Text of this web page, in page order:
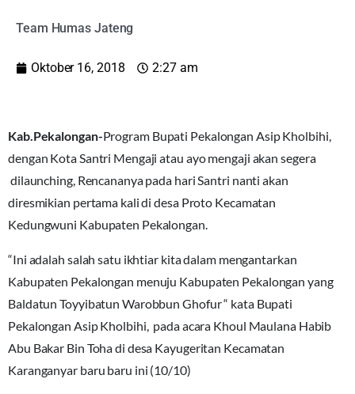
Team Humas Jateng
Oktober 16, 2018 2:27 am
Kab.Pekalongan-Program Bupati Pekalongan Asip Kholbihi,
dengan Kota Santri Mengaji atau ayo mengaji akan segera
dilaunching, Rencananya pada hari Santri nanti akan
diresmikian pertama kali di desa Proto Kecamatan
Kedungwuni Kabupaten Pekalongan.
“Ini adalah salah satu ikhtiar kita dalam mengantarkan
Kabupaten Pekalongan menuju Kabupaten Pekalongan yang
Baldatun Toyyibatun Warobbun Ghofur “ kata Bupati
Pekalongan Asip Kholbihi, pada acara Khoul Maulana Habib
Abu Bakar Bin Toha di desa Kayugeritan Kecamatan
Karanganyar baru baru ini (10/10)